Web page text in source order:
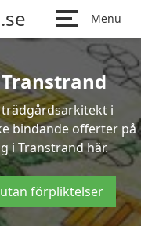
Menu
i
bindande offerter på
i Transtrand här.
förpliktelser